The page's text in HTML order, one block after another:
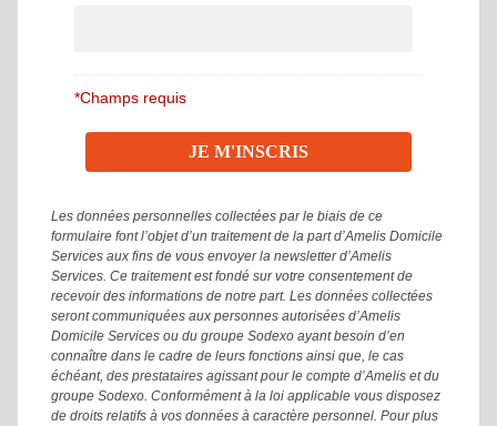
*Champs requis
Les données personnelles collectées par le biais de ce
formulaire font l’objet d’un traitement de la part d’Amelis Domicile
Services aux fins de vous envoyer la newsletter d’Amelis
Services. Ce traitement est fondé sur votre consentement de
recevoir des informations de notre part. Les données collectées
seront communiquées aux personnes autorisées d’Amelis
Domicile Services ou du groupe Sodexo ayant besoin d’en
connaître dans le cadre de leurs fonctions ainsi que, le cas
échéant, des prestataires agissant pour le compte d’Amelis et du
groupe Sodexo. Conformément à la loi applicable vous disposez
de droits relatifs à vos données à caractère personnel. Pour plus